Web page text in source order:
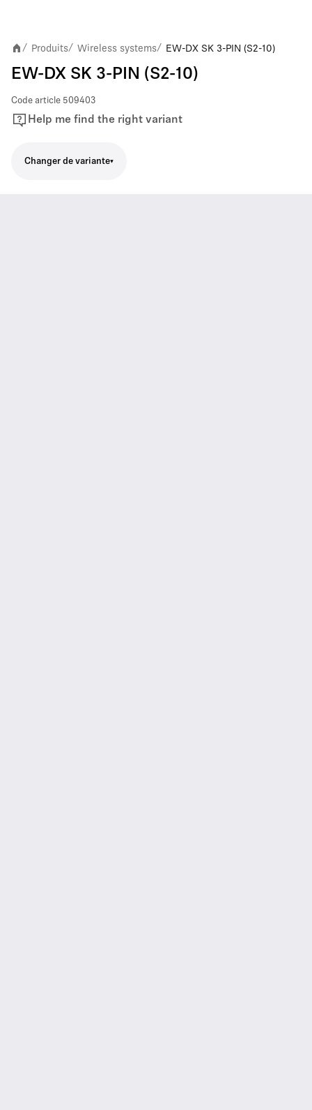
/ Produits/ Wireless systems/ EW-DX SK 3-PIN (S2-10)
EW-DX SK 3-PIN (S2-10)
Code article 509403
Help me find the right variant
Changer de variante